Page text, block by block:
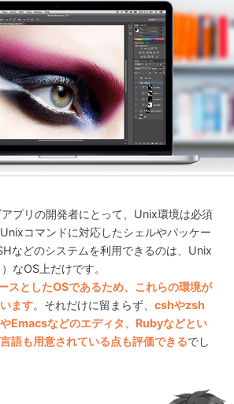
プリの開発者にとって、Unix環境は必須
コマンドに対応したシェルやパッケー
などのシステムを利用できるのは、Unix
なOS上だけです。
スとしたOSであるため、これらの環境が
ます。それだけに留まらず、 cshやzsh
Emacsなどのエディタ、Rubyなどとい
語も用意されている点も評価できるでし